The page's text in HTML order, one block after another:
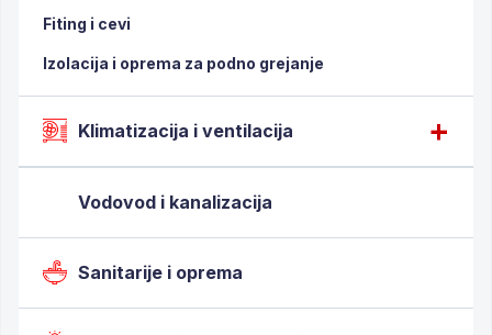
Fiting i cevi
Izolacija i oprema za podno grejanje
Klimatizacija i ventilacija
Vodovod i kanalizacija
Sanitarije i oprema